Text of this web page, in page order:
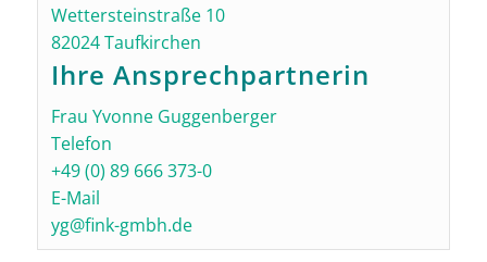
Wettersteinstraße 10
82024 Taufkirchen
Ihre Ansprechpartnerin
Frau Yvonne Guggenberger
Telefon
+49 (0) 89 666 373-0
E-Mail
yg@fink-gmbh.de